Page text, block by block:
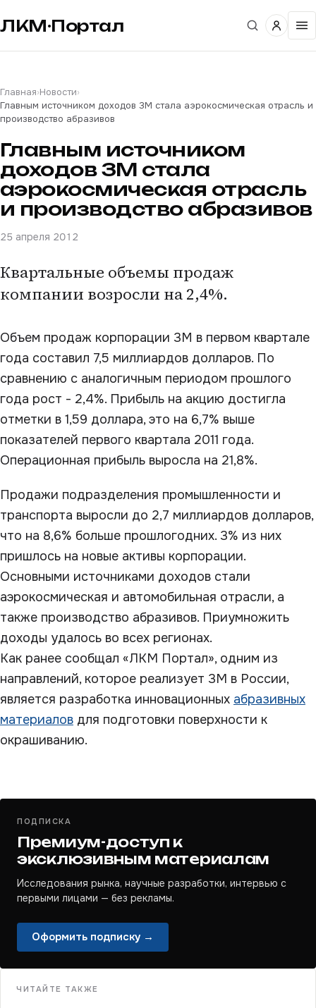
ЛКМ·Портал
Главная›Новости›
Главным источником доходов 3М стала аэрокосмическая отрасль и
производство абразивов
Главным источником
доходов 3М стала
аэрокосмическая отрасль
и производство абразивов
25 апреля 2012
Квартальные объемы продаж
компании возросли на 2,4%.
Объем продаж корпорации 3M в первом квартале
года составил 7,5 миллиардов долларов. По
сравнению с аналогичным периодом прошлого
года рост - 2,4%. Прибыль на акцию достигла
отметки в 1,59 доллара, это на 6,7% выше
показателей первого квартала 2011 года.
Операционная прибыль выросла на 21,8%.
Продажи подразделения промышленности и
транспорта выросли до 2,7 миллиардов долларов,
что на 8,6% больше прошлогодних. 3% из них
пришлось на новые активы корпорации.
Основными источниками доходов стали
аэрокосмическая и автомобильная отрасли, а
также производство абразивов. Приумножить
доходы удалось во всех регионах.
Как ранее сообщал «ЛКМ Портал», одним из
направлений, которое реализует 3М в России,
является разработка инновационных абразивных
материалов для подготовки поверхности к
окрашиванию.
ПОДПИСКА
Премиум-доступ к
эксклюзивным материалам
Исследования рынка, научные разработки, интервью с
первыми лицами — без рекламы.
Оформить подписку →
ЧИТАЙТЕ ТАКЖЕ